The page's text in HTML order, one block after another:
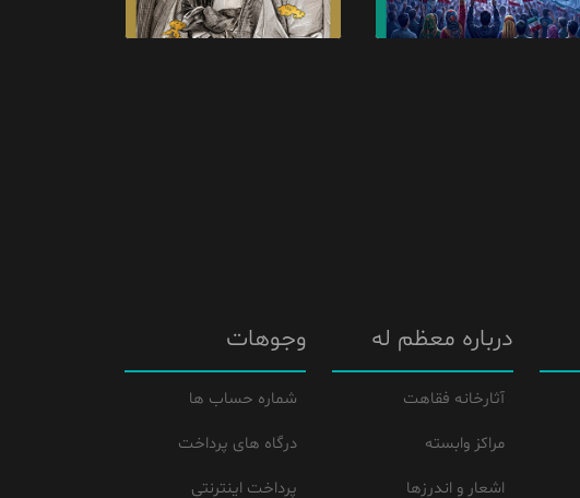
درباره معظم له
آثارخانه فقاهت
مراکز وابسته
اشعار و اندرزها
وجوهات
شماره حساب ها
درگاه های پرداخت
پرداخت اینترنتی